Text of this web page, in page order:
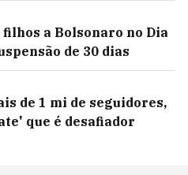
a Bolsonaro no Dia
de 30 dias
de 1 mi de seguidores,
que é desafiador